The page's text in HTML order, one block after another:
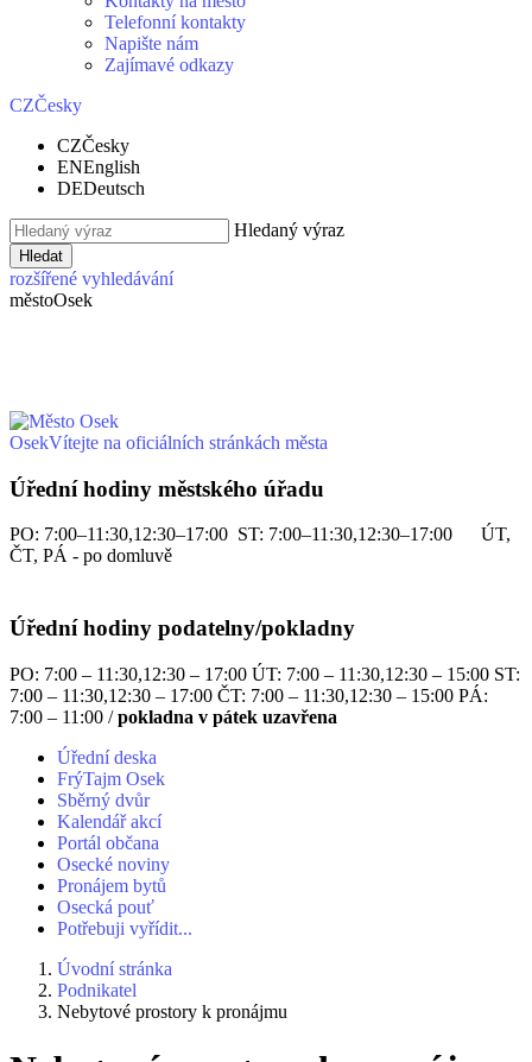
Telefonní kontakty
Napište nám
Zajímavé odkazy
CZČesky
CZČesky
ENEnglish
DEDeutsch
Hledaný výraz
Hledat
rozšířené vyhledávání
městoOsek
OsekVítejte na oficiálních stránkách města
Úřední hodiny městského úřadu
PO: 7:00–11:30,12:30–17:00 ST: 7:00–11:30,12:30–17:00 ÚT,
ČT, PÁ - po domluvě
Úřední hodiny podatelny/pokladny
PO: 7:00 – 11:30,12:30 – 17:00 ÚT: 7:00 – 11:30,12:30 – 15:00 ST:
7:00 – 11:30,12:30 – 17:00 ČT: 7:00 – 11:30,12:30 – 15:00 PÁ:
7:00 – 11:00 /pokladna v pátek uzavřena
Úřední deska
FrýTajm Osek
Sběrný dvůr
Kalendář akcí
Portál občana
Osecké noviny
Pronájem bytů
Osecká pouť
Potřebuji vyřídit...
Úvodní stránka
Podnikatel
Nebytové prostory k pronájmu